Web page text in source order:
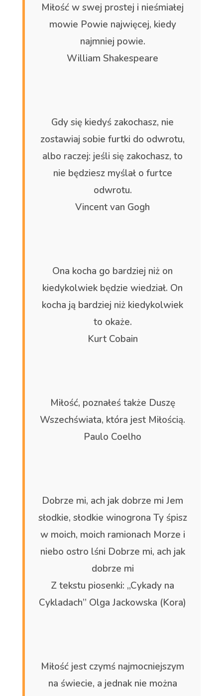
Miłość w swej prostej i nieśmiałej
mowie Powie najwięcej, kiedy
najmniej powie.
William Shakespeare
Gdy się kiedyś zakochasz, nie
zostawiaj sobie furtki do odwrotu,
albo raczej: jeśli się zakochasz, to
nie będziesz myślał o furtce
odwrotu.
Vincent van Gogh
Ona kocha go bardziej niż on
kiedykolwiek będzie wiedział. On
kocha ją bardziej niż kiedykolwiek
to okaże.
Kurt Cobain
Miłość, poznałeś także Duszę
Wszechświata, która jest Miłością.
Paulo Coelho
Dobrze mi, ach jak dobrze mi Jem
słodkie, słodkie winogrona Ty śpisz
w moich, moich ramionach Morze i
niebo ostro lśni Dobrze mi, ach jak
dobrze mi
Z tekstu piosenki: „Cykady na
Cykladach” Olga Jackowska (Kora)
Miłość jest czymś najmocniejszym
na świecie, a jednak nie można